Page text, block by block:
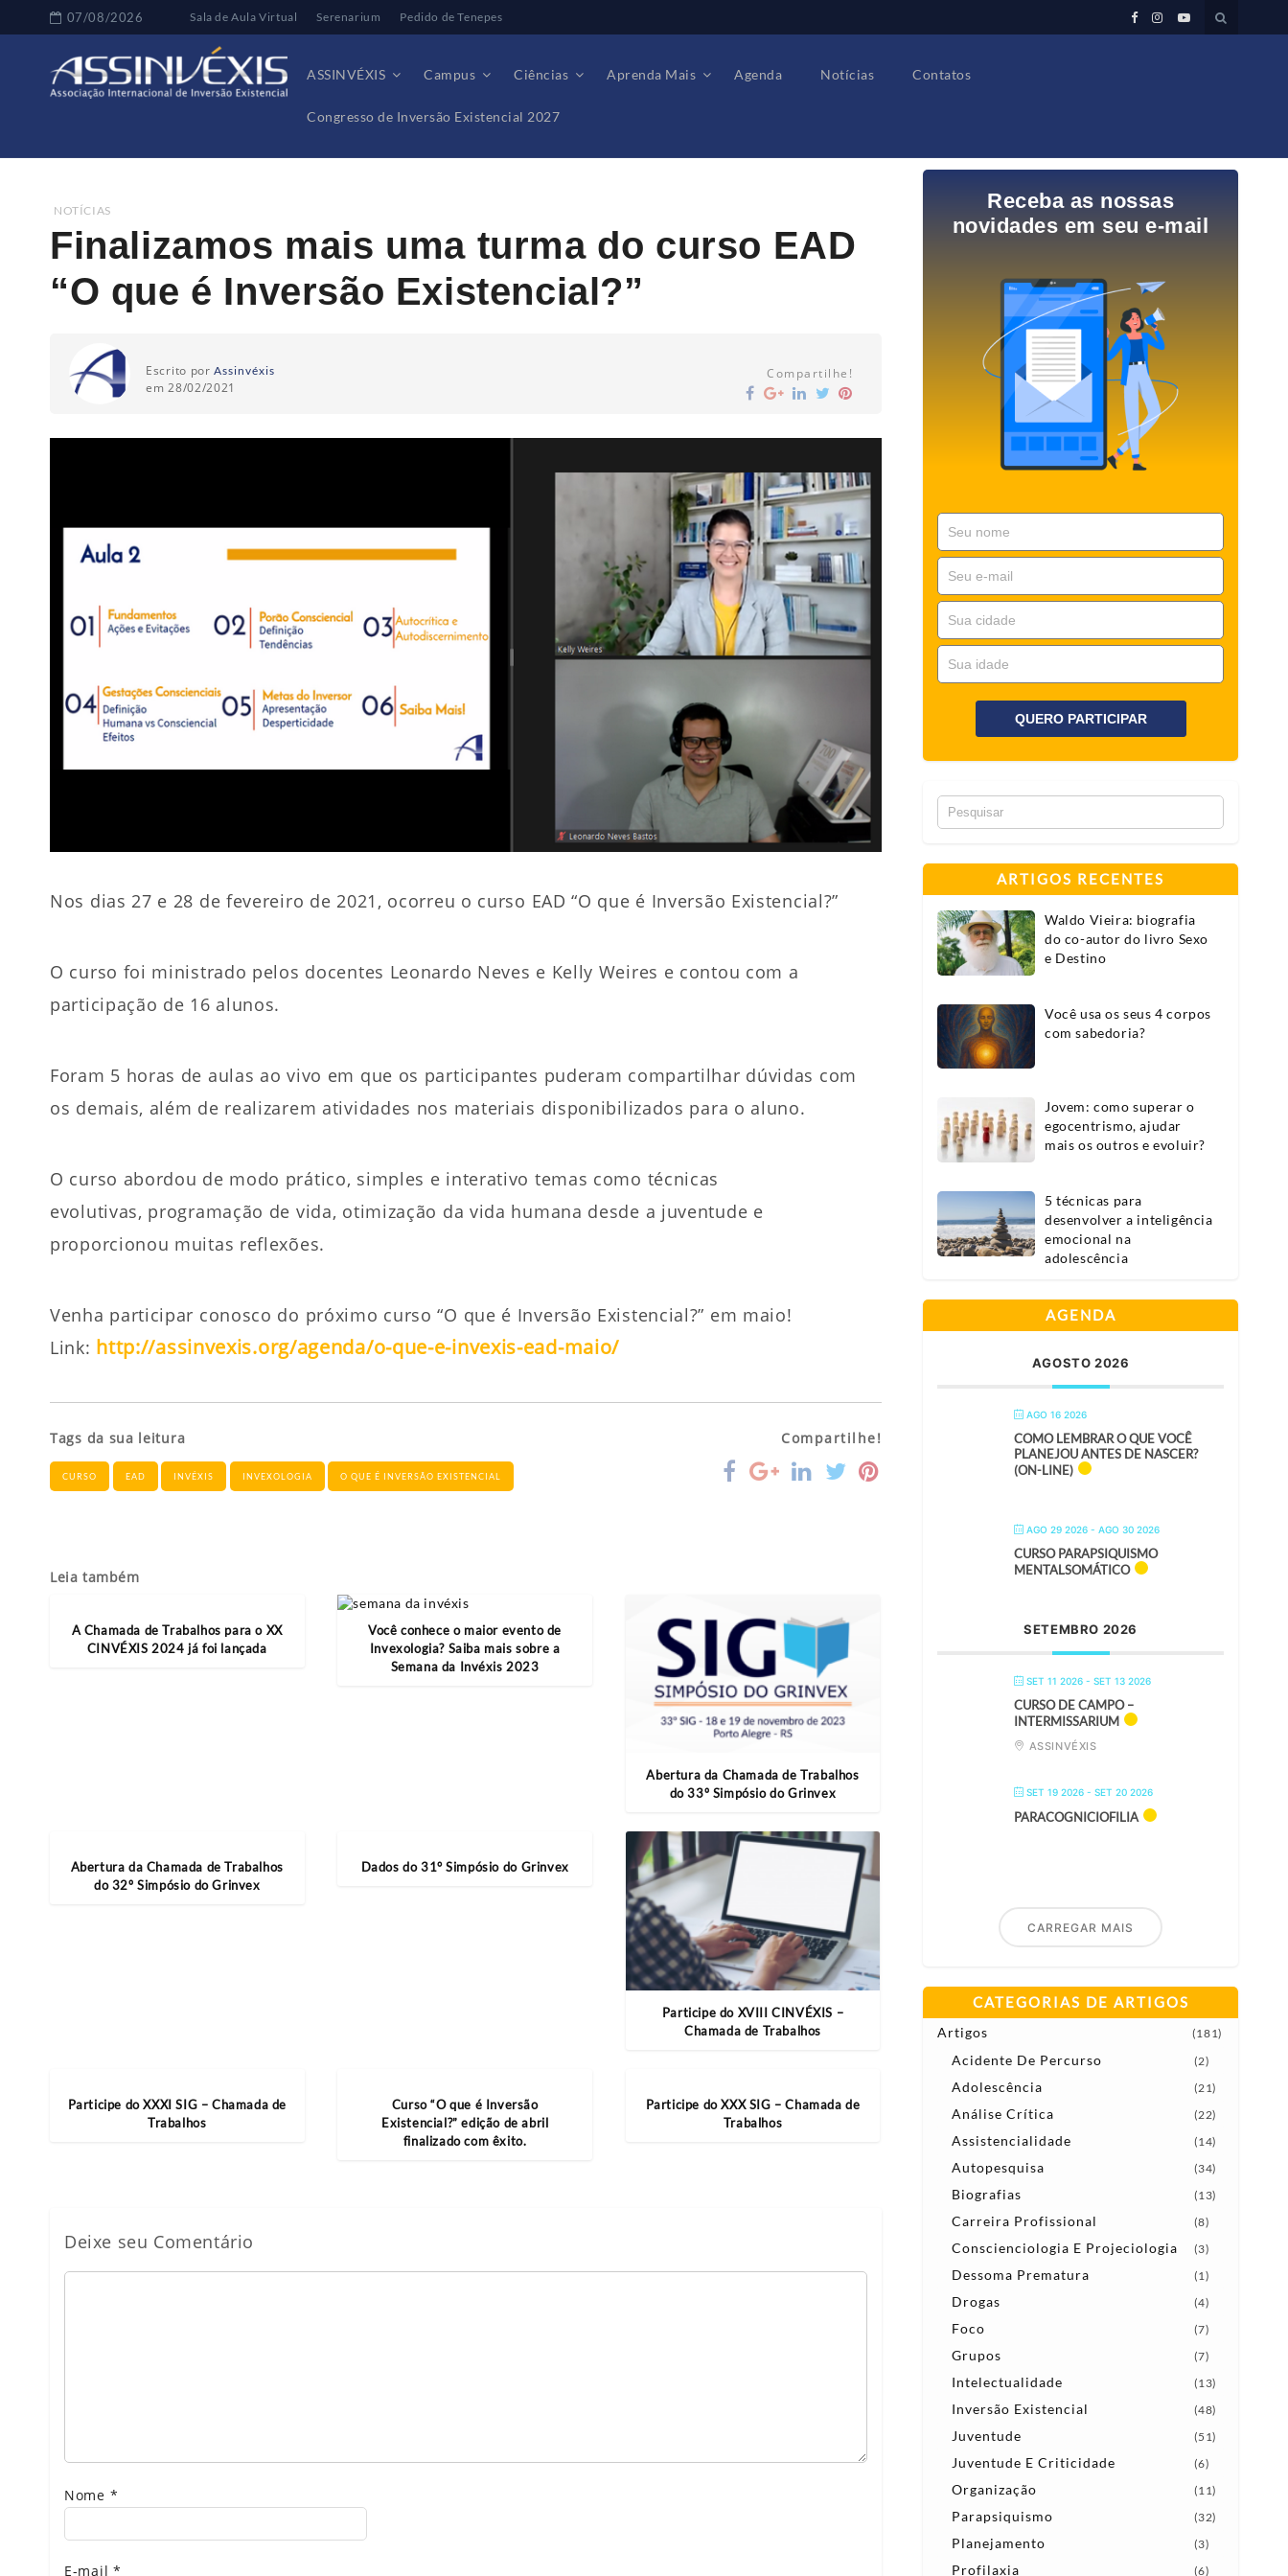
07/08/2026 Sala de Aula Virtual Serenarium Pedido de Tenepes
ASSINVÉXIS Campus Ciências Aprenda Mais Agenda Notícias Contatos
Congresso de Inversão Existencial 2027
NOTÍCIAS
Finalizamos mais uma turma do curso EAD
“O que é Inversão Existencial?”
Escrito porAssinvéxis
em 28/02/2021
Compartilhe!
Nos dias 27 e 28 de fevereiro de 2021, ocorreu o curso EAD “O que é Inversão Existencial?”
O curso foi ministrado pelos docentes Leonardo Neves e Kelly Weires e contou com a
participação de 16 alunos.
Foram 5 horas de aulas ao vivo em que os participantes puderam compartilhar dúvidas com
os demais, além de realizarem atividades nos materiais disponibilizados para o aluno.
O curso abordou de modo prático, simples e interativo temas como técnicas
evolutivas, programação de vida, otimização da vida humana desde a juventude e
proporcionou muitas reflexões.
Venha participar conosco do próximo curso “O que é Inversão Existencial?” em maio!
Link: http://assinvexis.org/agenda/o-que-e-invexis-ead-maio/
Tags da sua leitura
CURSO EAD INVÉXIS INVEXOLOGIA O QUE É INVERSÃO EXISTENCIAL
Compartilhe!
Leia também
A Chamada de Trabalhos para o XX
CINVÉXIS 2024 já foi lançada
Você conhece o maior evento de
Invexologia? Saiba mais sobre a
Semana da Invéxis 2023
Abertura da Chamada de Trabalhos
do 33º Simpósio do Grinvex
Abertura da Chamada de Trabalhos
do 32º Simpósio do Grinvex
Dados do 31° Simpósio do Grinvex
Participe do XVIII CINVÉXIS –
Chamada de Trabalhos
Participe do XXXI SIG – Chamada de
Trabalhos
Curso “O que é Inversão
Existencial?” edição de abril
finalizado com êxito.
Participe do XXX SIG – Chamada de
Trabalhos
Deixe seu Comentário
Nome *
E-mail *
Receba as nossas
novidades em seu e-mail
QUERO PARTICIPAR
ARTIGOS RECENTES
Waldo Vieira: biografia
do co-autor do livro Sexo
e Destino
Você usa os seus 4 corpos
com sabedoria?
Jovem: como superar o
egocentrismo, ajudar
mais os outros e evoluir?
5 técnicas para
desenvolver a inteligência
emocional na
adolescência
AGENDA
AGOSTO 2026
AGO 16 2026
COMO LEMBRAR O QUE VOCÊ
PLANEJOU ANTES DE NASCER?
(ON-LINE)
AGO 29 2026 - AGO 30 2026
CURSO PARAPSIQUISMO
MENTALSOMÁTICO
SETEMBRO 2026
SET 11 2026 - SET 13 2026
CURSO DE CAMPO –
INTERMISSARIUM
ASSINVÉXIS
SET 19 2026 - SET 20 2026
PARACOGNICIOFILIA
CARREGAR MAIS
CATEGORIAS DE ARTIGOS
Artigos (181)
Acidente De Percurso (2)
Adolescência (21)
Análise Crítica (22)
Assistencialidade (14)
Autopesquisa (34)
Biografias (13)
Carreira Profissional (8)
Conscienciologia E Projeciologia (3)
Dessoma Prematura (1)
Drogas (4)
Foco (7)
Grupos (7)
Intelectualidade (13)
Inversão Existencial (48)
Juventude (51)
Juventude E Criticidade (6)
Organização (11)
Parapsiquismo (32)
Planejamento (3)
Profilaxia (6)